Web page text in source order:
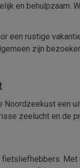
en behulpzaam.
een rustige
zijn
Noordzeekust een
zeelucht en de